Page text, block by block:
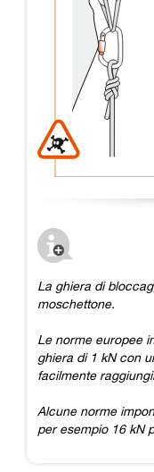
La ghiera di
moschettone.
Le norme europee
ghiera di 1 kN con
facilmente
Alcune norme
per esempio 16 kN